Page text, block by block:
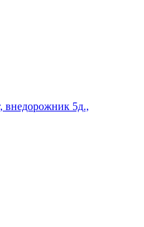
внедорожник 5д.,